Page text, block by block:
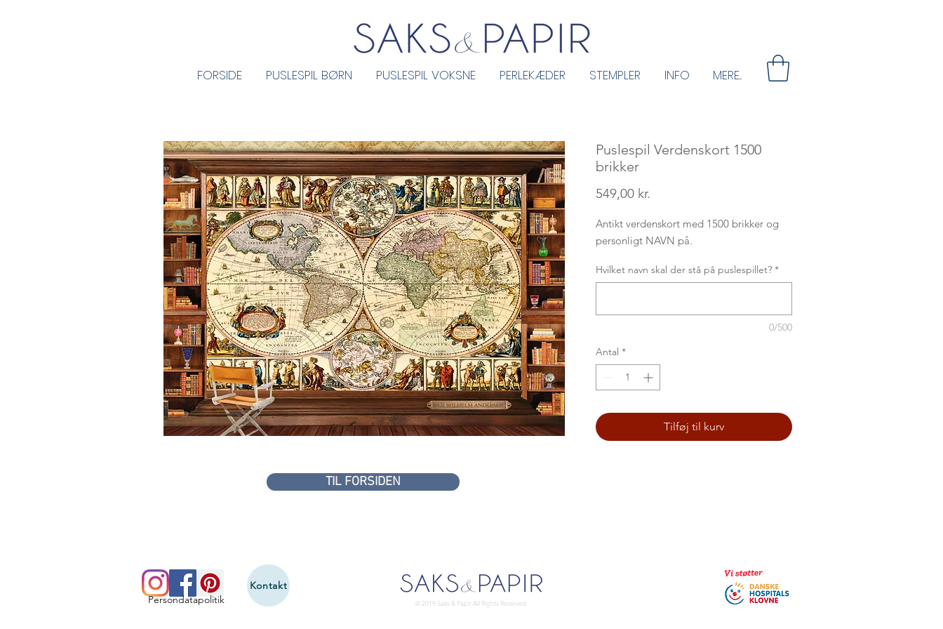
FORSIDE PUSLESPIL BØRN PUSLESPIL VOKSNE PERLEKÆDER STEMPLER INFO MERE...
Puslespil Verdenskort 1500
brikker
549,00 kr.Pris
Antikt verdenskort med 1500 brikker og
personligt NAVN på.
Hvilket navn skal der stå på puslespillet? *
0/500
Antal *
Tilføj til kurv
TIL FORSIDEN
Kontakt
Persondatapolitik
© 2019 Saks & Papir All Rights Reserved